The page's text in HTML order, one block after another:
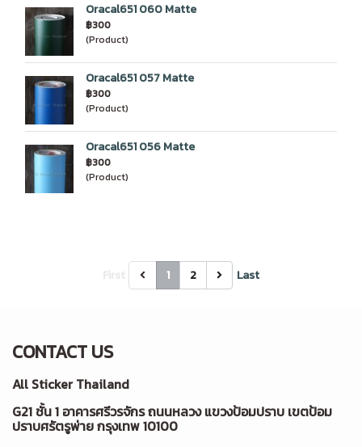
Oracal651 060 Matte
฿300
(Product)
Oracal651 057 Matte
฿300
(Product)
Oracal651 056 Matte
฿300
(Product)
1 2 Last
CONTACT US
All Sticker Thailand
G21 ชั้น 1 อาคารศรีวรจักร ถนนหลวง แขวงป้อมปราบ เขตป้อม
ปราบศรัตรูพ่าย กรุงเทพ 10100